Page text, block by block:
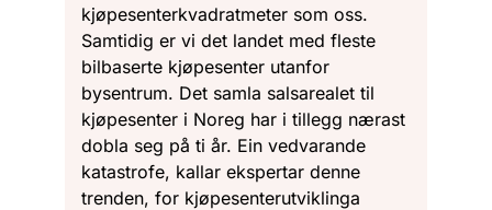
kjøpesenterkvadratmeter som oss.
Samtidig er vi det landet med fleste
bilbaserte kjøpesenter utanfor
bysentrum. Det samla salsarealet til
kjøpesenter i Noreg har i tillegg nærast
dobla seg på ti år. Ein vedvarande
katastrofe, kallar ekspertar denne
trenden, for kjøpesenterutviklinga